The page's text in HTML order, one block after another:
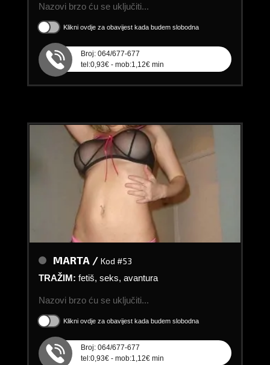
Nazovi brzo ću se uključiti...
Klikni ovdje za obavijest kada budem slobodna
Broj: 064/677-677
tel:0,93€ - mob:1,12€ min
MARTA / Kod #53
TRAŽIM: fetiš, seks, avantura
Nazovi brzo ću se uključiti...
Klikni ovdje za obavijest kada budem slobodna
Broj: 064/677-677
tel:0,93€ - mob:1,12€ min